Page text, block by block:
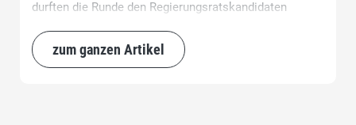
durften die Runde den Regierungsratskandidaten
führten eine interessante und unterhaltsame
Diskussionsrunde über die aktuellen Solothurner Polit-
zum ganzen Artikel